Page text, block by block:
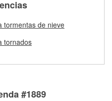
ayudarte a encontrar las
para tu reparación.
de freno
y la longitud
una nueva. O'Reilly
y los acoples adecuados
de tu maquinaria
de mangueras
tormentas de nieve
tornados
#1889